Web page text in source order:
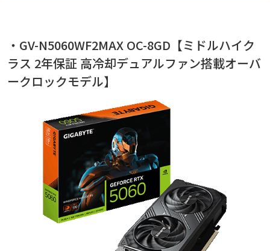
・GV-N5060WF2MAX OC-8GD【ミドルハイク
ラス 2年保証 高冷却デュアルファン搭載オーバ
ークロックモデル】